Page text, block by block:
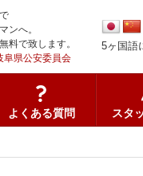
ンへ。
料で致します。
阜県公安委員会
5ヶ国語
よくある質問 スタ